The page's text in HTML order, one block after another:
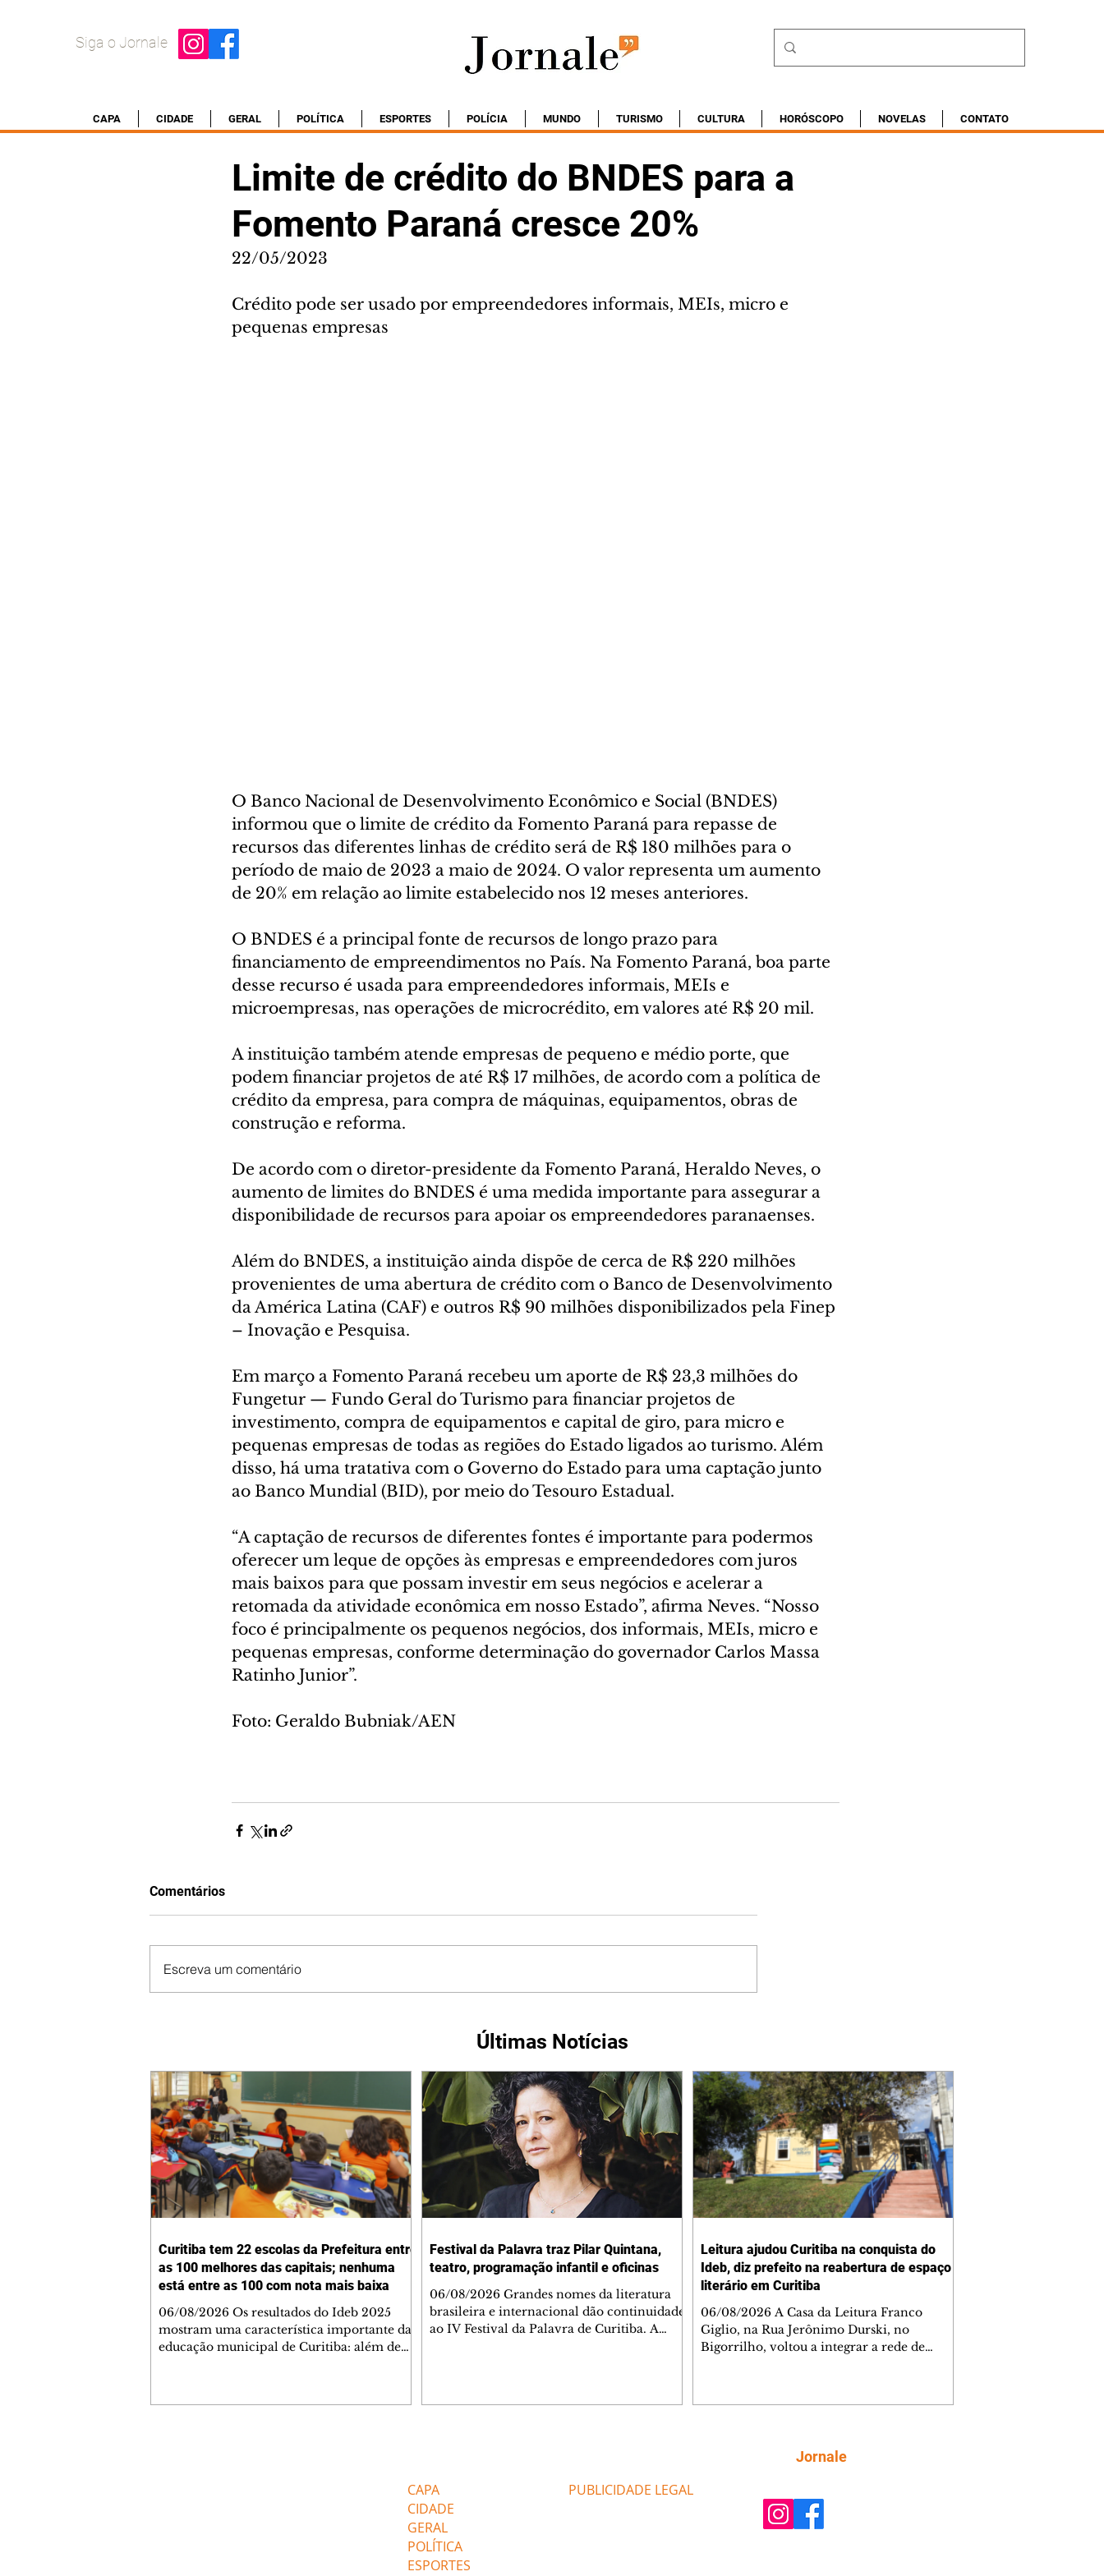
Siga o Jornale
CAPA CIDADE GERAL POLÍTICA ESPORTES POLÍCIA MUNDO TURISMO CULTURA HORÓSCOPO NOVELAS CONTATO
Limite de crédito do BNDES para a
Fomento Paraná cresce 20%
22/05/2023
Crédito pode ser usado por empreendedores informais, MEIs, micro e
pequenas empresas
O Banco Nacional de Desenvolvimento Econômico e Social (BNDES)
informou que o limite de crédito da Fomento Paraná para repasse de
recursos das diferentes linhas de crédito será de R$ 180 milhões para o
período de maio de 2023 a maio de 2024. O valor representa um aumento
de 20% em relação ao limite estabelecido nos 12 meses anteriores.
O BNDES é a principal fonte de recursos de longo prazo para
financiamento de empreendimentos no País. Na Fomento Paraná, boa parte
desse recurso é usada para empreendedores informais, MEIs e
microempresas, nas operações de microcrédito, em valores até R$ 20 mil.
A instituição também atende empresas de pequeno e médio porte, que
podem financiar projetos de até R$ 17 milhões, de acordo com a política de
crédito da empresa, para compra de máquinas, equipamentos, obras de
construção e reforma.
De acordo com o diretor-presidente da Fomento Paraná, Heraldo Neves, o
aumento de limites do BNDES é uma medida importante para assegurar a
disponibilidade de recursos para apoiar os empreendedores paranaenses.
Além do BNDES, a instituição ainda dispõe de cerca de R$ 220 milhões
provenientes de uma abertura de crédito com o Banco de Desenvolvimento
da América Latina (CAF) e outros R$ 90 milhões disponibilizados pela Finep
– Inovação e Pesquisa.
Em março a Fomento Paraná recebeu um aporte de R$ 23,3 milhões do
Fungetur — Fundo Geral do Turismo para financiar projetos de
investimento, compra de equipamentos e capital de giro, para micro e
pequenas empresas de todas as regiões do Estado ligados ao turismo. Além
disso, há uma tratativa com o Governo do Estado para uma captação junto
ao Banco Mundial (BID), por meio do Tesouro Estadual.
“A captação de recursos de diferentes fontes é importante para podermos
oferecer um leque de opções às empresas e empreendedores com juros
mais baixos para que possam investir em seus negócios e acelerar a
retomada da atividade econômica em nosso Estado”, afirma Neves. “Nosso
foco é principalmente os pequenos negócios, dos informais, MEIs, micro e
pequenas empresas, conforme determinação do governador Carlos Massa
Ratinho Junior”.
Foto: Geraldo Bubniak/AEN
Comentários
Escreva um comentário
Últimas Notícias
Curitiba tem 22 escolas da Prefeitura entre
as 100 melhores das capitais; nenhuma
está entre as 100 com nota mais baixa
06/08/2026 Os resultados do Ideb 2025
mostram uma característica importante da
educação municipal de Curitiba: além de
Festival da Palavra traz Pilar Quintana,
teatro, programação infantil e oficinas
06/08/2026 Grandes nomes da literatura
brasileira e internacional dão continuidade
ao IV Festival da Palavra de Curitiba. A
de Pilar com Mariana Sanche
Leitura ajudou Curitiba na conquista do
Ideb, diz prefeito na reabertura de espaço
literário em Curitiba
06/08/2026 A Casa da Leitura Franco
Giglio, na Rua Jerônimo Durski, no
Bigorrilho, voltou a integrar a rede de
importante reforço na política de incentivo
literárias. Ao entregar a obra, o prefeito Ed
CAPA
CIDADE
GERAL
POLÍTICA
ESPORTES
PUBLICIDADE LEGAL
Jornale